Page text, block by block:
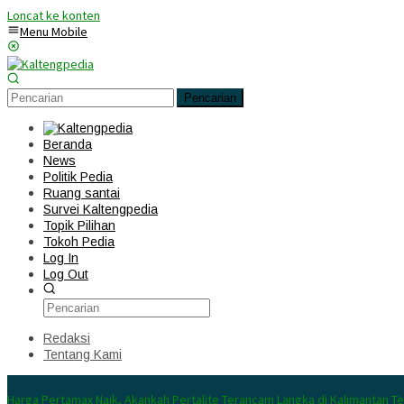
Loncat ke konten
Menu Mobile
Pencarian
Beranda
News
Politik Pedia
Ruang santai
Survei Kaltengpedia
Topik Pilihan
Tokoh Pedia
Log In
Log Out
Redaksi
Tentang Kami
Harga Pertamax Naik, Akankah Pertalite Terancam Langka di Kalimantan